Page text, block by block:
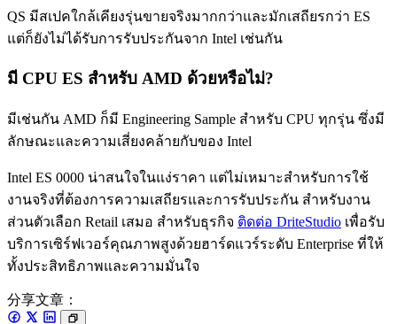
QS มีสเปคใกล้เคียงรุ่นขายจริงมากกว่าและมักเสถียรกว่า ES
แต่ก็ยังไม่ได้รับการรับประกันจาก Intel เช่นกัน
มี CPU ES สำหรับ AMD ด้วยหรือไม่?
มีเช่นกัน AMD ก็มี Engineering Sample สำหรับ CPU ทุกรุ่น ซึ่งมี
ลักษณะและความเสี่ยงคล้ายกับของ Intel
Intel ES 0000 น่าสนใจในแง่ราคา แต่ไม่เหมาะสำหรับการใช้
งานจริงที่ต้องการความเสถียรและการรับประกัน สำหรับงาน
ส่วนตัวเลือก Retail เสมอ สำหรับธุรกิจ ติดต่อ DriteStudio เพื่อรับ
บริการเซิร์ฟเวอร์คุณภาพสูงด้วยฮาร์ดแวร์ระดับ Enterprise ที่ให้
ทั้งประสิทธิภาพและความมั่นใจ
分享文章：